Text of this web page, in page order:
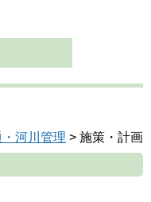
河川管理 > 施策・計画